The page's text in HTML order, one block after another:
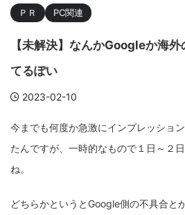
アーカイブ
タグクラウド
Canon craft EM5II EOS
iPhone K-1 Leica LENS
ＰＲ PC関連
【未解決】なんかGoogleか海
てるぽい
2023-02-10
今までも何度か急激にインプレッショ
たんですが、一時的なもので１日～２
ね。
どちらかというとGoogle側の不具合と